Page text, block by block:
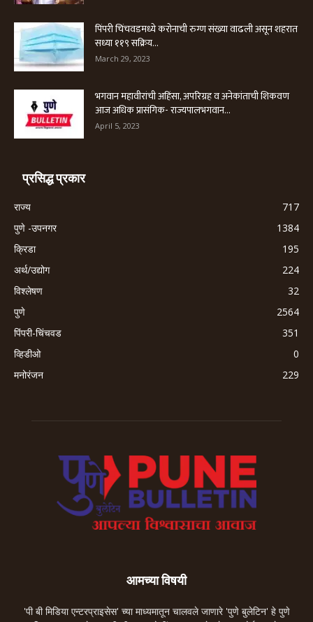
पिंपरी चिंचवडमध्ये करोनाची रुग्ण संख्या वाढली असून शहरात
सध्या ११९ सक्रिय...
March 29, 2023
भगवान महावीरांची अहिंसा, अपरिग्रह व अनेकांताची शिकवण
आज अधिक प्रासंगिक- राज्यपालभगवान...
April 5, 2023
प्रसिद्ध प्रकार
राज्य
717
पुणे -उपनगर
1384
क्रिडा
195
अर्थ/उद्योग
224
विश्लेषण
32
पुणे
2564
पिंपरी-चिंचवड
351
व्हिडीओ
0
मनोरंजन
229
आमच्या विषयी
'पी बी मिडिया एन्टरप्राइसेस' च्या माध्यमातून चालवले जाणारे 'पुणे बुलेटिन' हे पुणे